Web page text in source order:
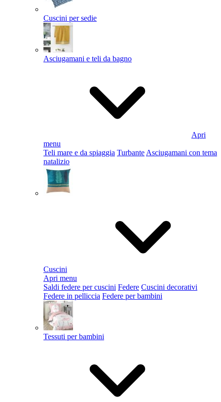
Cuscini per sedie
Asciugamani e teli da bagno
Apri
menu
Teli mare e da spiaggia Turbante Asciugamani con tema
natalizio
Cuscini
Apri menu
Saldi federe per cuscini Federe Cuscini decorativi
Federe in pelliccia Federe per bambini
Tessuti per bambini